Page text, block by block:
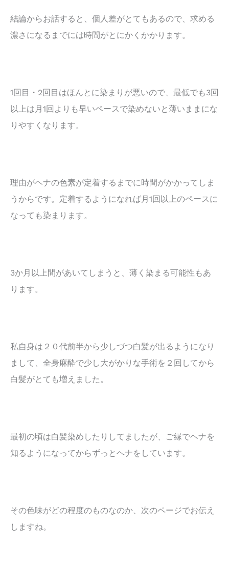
結論からお話すると、個人差がとてもあるので、求める
濃さになるまでには時間がとにかくかかります。
1回目・2回目はほんとに染まりが悪いので、最低でも3回
以上は月1回よりも早いペースで染めないと薄いままにな
りやすくなります。
理由がヘナの色素が定着するまでに時間がかかってしま
うからです。定着するようになれば月1回以上のペースに
なっても染まります。
3か月以上間があいてしまうと、薄く染まる可能性もあ
ります。
私自身は２０代前半から少しづつ白髪が出るようになり
まして、全身麻酔で少し大がかりな手術を２回してから
白髪がとても増えました。
最初の頃は白髪染めしたりしてましたが、ご縁でヘナを
知るようになってからずっとヘナをしています。
その色味がどの程度のものなのか、次のページでお伝え
しますね。